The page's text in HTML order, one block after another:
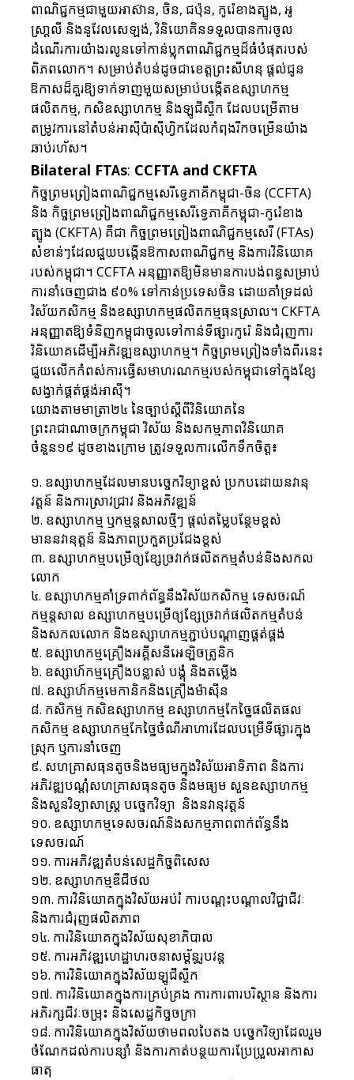
ពាណិជ្ជកម្មជាមួយអាស៊ាន, ចិន, ជប៉ុន, កូរ៉េខាងត្បូង, អូ
ស្រា្តលី និងនូវែលសេឡង់, វិនិយោគិនទទួលបានការចូល
ដំណើរការយ៉ាងរលូនទៅកាន់ប្លុកពាណិជ្ជកម្មដ៏ធំបំផុតរបស់
ពិភពលោក។ សម្រាប់តំបន់ដូចជាខេត្តព្រះសីហនុ ផ្តល់ជូន
ឱកាសដ៏គួរឱ្យទាក់ទាញមួយសម្រាប់បង្កើតឧស្សាហកម្ម
ផលិតកម្ម, កសិឧស្សាហកម្ម និងឡូជីស្ទីក ដែលបម្រើតាម
តម្រូវការនៅតំបន់អាស៊ីប៉ាស៊ីហ្វិកដែលកំពុងរីកចម្រើនយ៉ាង
ឆាប់រហ័ស។
Bilateral FTAs: CCFTA and CKFTA
កិច្ចព្រមព្រៀងពាណិជ្ជកម្មសេរីទ្វេភាគីកម្ពុជា-ចិន (CCFTA)
និង កិច្ចព្រមព្រៀងពាណិជ្ជកម្មសេរីទ្វេភាគីកម្ពុជា-កូរ៉េខាង
ត្បូង (CKFTA) គឺជា កិច្ចព្រមព្រៀងពាណិជ្ជកម្មសេរី (FTAs)
សំខាន់ៗដែលជួយបង្កើនឱកាសពាណិជ្ជកម្ម និងការវិនិយោគ
របស់កម្ពុជា។ CCFTA អនុញ្ញាតឱ្យមិនមានការបង់ពន្ធសម្រាប់
ការនាំចេញជាង ៩០% ទៅកាន់ប្រទេសចិន ដោយគាំទ្រដល់
វិស័យកសិកម្ម និងឧស្សាហកម្មផលិតកម្មធុនស្រាល។ CKFTA
អនុញ្ញាតឱ្យទំនិញកម្ពុជាចូលទៅកាន់ទីផ្សារកូរ៉េ និងជំរុញការ
វិនិយោគដើម្បីអភិវឌ្ឍឧស្សាហកម្ម។ កិច្ចព្រមព្រៀងទាំងពីរនេះ
ជួយលើកកំពស់ការធ្វើសមាហរណកម្មរបស់កម្ពុជាទៅក្នុងខ្សែ
សង្វាក់ផ្គត់ផ្គង់អាស៊ី។
យោងតាមមាត្រា២៤ នៃច្បាប់ស្តីពីវិនិយោគនៃ
ព្រះរាជាណាចក្រកម្ពុជា វិស័យ និងសកម្មភាពវិនិយោគ
ចំនួន១៩ ដូចខាងក្រោម ត្រូវទទួលការលើកទឹកចិត្ត៖
១. ឧស្សាហកម្មដែលមានបច្ចេកវិទ្យាខ្ពស់ ប្រកបដោយនវានុ
វត្តន៍ និងការស្រាវជ្រាវ និងអភិវឌ្ឍន៍
២. ឧស្សាហកម្ម ឬកម្មន្តសាលថ្មីៗ ផ្តល់តម្លៃបន្ថែមខ្ពស់
មាននវានុត្តន៍ និងភាពប្រកួតប្រជែងខ្ពស់
៣. ឧស្សាហកម្មបម្រើឲ្យខ្សែច្រវាក់ផលិតកម្មតំបន់និងសកល
លោក
៤. ឧស្សាហកម្មគាំទ្រពាក់ព័ន្ធនឹងវិស័យកសិកម្ម ទេសចរណ៍
កម្មន្តសាល ឧស្សាហកម្មបម្រើឲ្យខ្សែច្រវាក់ផលិតកម្មតំបន់
និងសកលលោក និងឧស្សាហកម្មភ្ជាប់បណ្តាញផ្គត់ផ្គង់
៥. ឧស្សាហកម្មគ្រឿងអគ្គីសនីអេឡិចត្រូនិក
៦. ឧស្សាហ៍កម្មគ្រឿងបន្លាស់ បង្គុំ និងតម្លើង
៧. ឧស្សាហ៍កម្មមេកានិកនិងគ្រឿងម៉ាស៊ីន
៨. កសិកម្ម កសិឧស្សាហកម្ម ឧស្សាហកម្មកែច្នៃផលិតផល
កសិកម្ម ឧស្សាហកម្មកែច្នៃចំណីអាហារដែលបម្រើទីផ្សារក្នុង
ស្រុក ឬការនាំចេញ
៩. សហគ្រាសធុនតូចនិងមធ្យមក្នុងវិស័យអាទិភាព និងការ
អភិវឌ្ឍបណ្តុំសហគ្រាសធុនតូច និងមធ្យម សួនឧស្សាហកម្ម
និងសួនវិទ្យាសាស្រ្ត បច្ចេកវិទ្យា  និងនវានុវត្តន៍
១០. ឧស្សាហកម្មទេសចរណ៍និងសកម្មភាពពាក់ព័ន្ធនឹង
ទេសចរណ៍
១១. ការអភិវឌ្ឍតំបន់សេដ្ឋកិច្ចពិសេស
១២. ឧស្សាហកម្មឌីជីថល
១៣. ការវិនិយោគក្នុងវិស័យអប់រំ ការបណ្តុះបណ្តាលវិជ្ជាជីវៈ
និងការជំរុញផលិតភាព
១៤. ការវិនិយោគក្នុងវិស័យសុខាភិបាល
១៥. ការអភិវឌ្ឍហេដ្ឋាហរចនាសម្ព័ន្ធរូបវន្ត
១៦. ការវិនិយោគក្នុងវិស័យឡូជីស្ទីក
១៧. ការវិនិយោគក្នុងការគ្រប់គ្រង ការការពារបរិស្ថាន និងការ
អភិរក្សជីវៈចម្រុះ និងសេដ្ឋកិច្ចចក្រា
១៨. ការវិនិយោគក្នុងវិស័យថាមពលបៃតង បច្ចេកវិទ្យាដែលរួម
ចំណែកដល់ការបន្សាំ និងការកាត់បន្ថយការប្រែប្រួលអាកាស
ធាតុ